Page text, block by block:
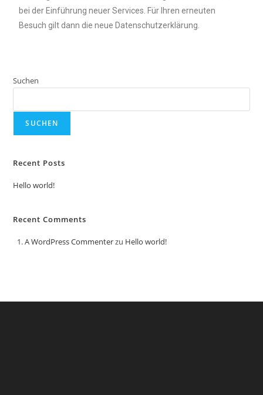
bei der Einführung neuer Services. Für Ihren erneuten
Besuch gilt dann die neue Datenschutzerklärung.
Suchen
SUCHEN
Recent Posts
Hello world!
Recent Comments
A WordPress Commenterzu Hello world!